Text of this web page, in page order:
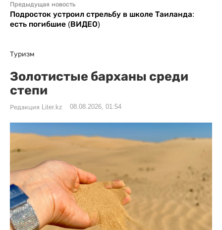
Предыдущая новость
Подросток устроил стрельбу в школе Таиланда:
есть погибшие (ВИДЕО)
Туризм
Золотистые барханы среди
степи
Редакция Liter.kz 08.08.2026, 01:54